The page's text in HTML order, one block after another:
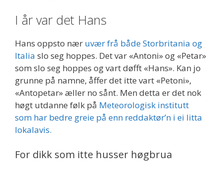
I år var det Hans
Hans oppsto nær uvær frå både Storbritania og
Italia slo seg hoppes. Det var «Antoni» og «Petar»
som slo seg hoppes og vart døfft «Hans». Kan jo
grunne på namne, åffer det itte vart «Petoni»,
«Antopetar» æller no sånt. Men detta er det nok
høgt utdanne følk på Meteorologisk institutt
som har bedre greie på enn reddaktør’n i ei litta
lokalavis.
For dikk som itte husser høgbrua